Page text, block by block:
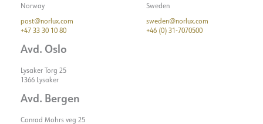
Norway
post@norlux.com
+47 33 30 10 80
Avd. Oslo
Lysaker Torg 25
1366 Lysaker
Avd. Bergen
Conrad Mohrs veg 25
Sweden
sweden@norlux.com
+46 (0) 31-7070500